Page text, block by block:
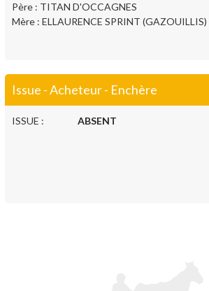
Père : TITAN D'OCCAGNES
Mère : ELLAURENCE SPRINT (GAZOUILLIS)
Issue - Acheteur - Enchère
ISSUE : ABSENT